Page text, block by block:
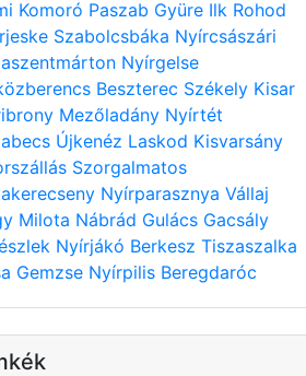
Komoró Paszab Gyüre Ilk Rohod
Szabolcsbáka Nyírcsászári
Nyírgelse
Beszterec Székely Kisar
Mezőladány Nyírtét
Újkenéz Laskod Kisvarsány
Szorgalmatos
Nyírparasznya Vállaj
Milota Nábrád Gulács Gacsály
Nyírjákó Berkesz Tiszaszalka
Gemzse Nyírpilis Beregdaróc